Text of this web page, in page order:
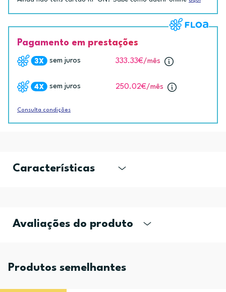
Pagamento em prestações
sem juros 333.33€/mês
sem juros 250.02€/mês
Consulta condições
Características
Avaliações do produto
Produtos semelhantes